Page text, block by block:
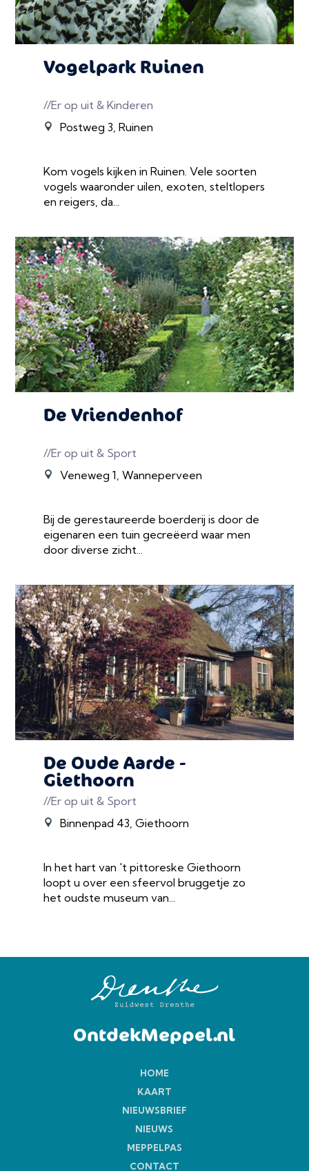
Vogelpark Ruinen
//Er op uit & Kinderen
Postweg 3, Ruinen
Kom vogels kijken in Ruinen. Vele soorten
vogels waaronder uilen, exoten, steltlopers
en reigers, da...
De Vriendenhof
//Er op uit & Sport
Veneweg 1, Wanneperveen
Bij de gerestaureerde boerderij is door de
eigenaren een tuin gecreëerd waar men
door diverse zicht...
De Oude Aarde -
Giethoorn
//Er op uit & Sport
Binnenpad 43, Giethoorn
In het hart van 't pittoreske Giethoorn
loopt u over een sfeervol bruggetje zo
het oudste museum van...
OntdekMeppel.nl
HOME
KAART
NIEUWSBRIEF
NIEUWS
MEPPELPAS
CONTACT